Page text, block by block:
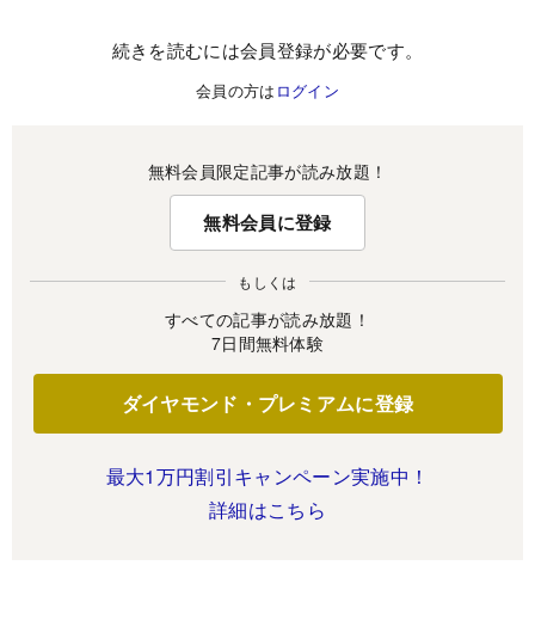
続きを読むには会員登録が必要です。
会員の方は ログイン
無料会員限定記事が読み放題！
無料会員に登録
もしくは
すべての記事が読み放題！
7日間無料体験
ダイヤモンド・プレミアムに登録
最大1万円割引キャンペーン実施中！
詳細はこちら